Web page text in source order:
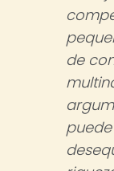
de